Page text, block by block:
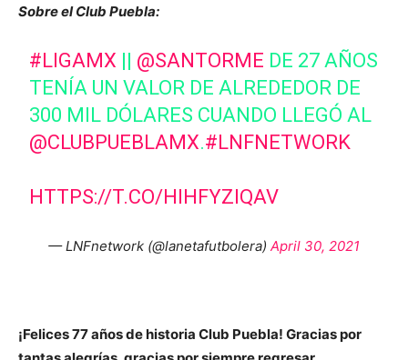
Sobre el Club Puebla:
#LIGAMX @SANTORME DE 27 AÑOS
TENÍA UN VALOR DE ALREDEDOR DE
300 MIL DÓLARES CUANDO LLEGÓ AL
@CLUBPUEBLAMX.#LNFNETWORK
HTTPS://T.CO/HIHFYZIQAV
— LNFnetwork (@lanetafutbolera) April 30, 2021
¡Felices 77 años de historia Club Puebla! Gracias por